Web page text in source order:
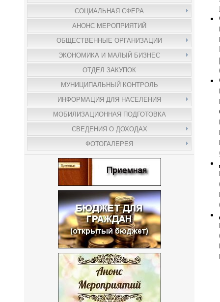
СОЦИАЛЬНАЯ СФЕРА
АНОНС МЕРОПРИЯТИЙ
ОБЩЕСТВЕННЫЕ ОРГАНИЗАЦИИ
ЭКОНОМИКА И МАЛЫЙ БИЗНЕС
ОТДЕЛ ЗАКУПОК
МУНИЦИПАЛЬНЫЙ КОНТРОЛЬ
ИНФОРМАЦИЯ ДЛЯ НАСЕЛЕНИЯ
МОБИЛИЗАЦИОННАЯ ПОДГОТОВКА
СВЕДЕНИЯ О ДОХОДАХ
ФОТОГАЛЕРЕЯ